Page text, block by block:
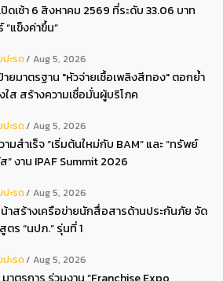
ปิดเช้า 6 สิงหาคม 2569 ที่ระดับ 33.06 บาท
แข็งค่าขึ้น”
ะรด Aug 5, 2026
ยมาตรฐาน "หัวจ่ายเชื้อเพลิงสีทอง" ตอกย้ำ
ใส สร้างความเชื่อมั่นผู้บริโภค
ะรด Aug 5, 2026
ามสำเร็จ “เริ่มต้นใหม่กับ BAM” และ “ทรัพย์
งาน IPAF Summit 2026
ะรด Aug 5, 2026
าสร้างเครือข่ายนักสื่อสารด้านประกันภัย จัด
ร “นปภ.” รุ่นที่ 1
ะรด Aug 5, 2026